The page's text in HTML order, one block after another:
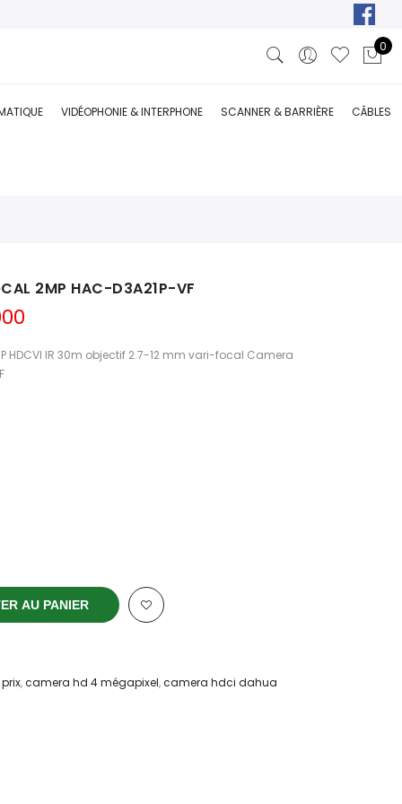
0
VIDÉOPHONIE & INTERPHONE SCANNER & BARRIÈRE CÂBLES
2MP HAC-D3A21P-VF
actuel
HDCVI IR 30m objectif 2.7-12 mm vari-focal Camera
AU PANIER
,camera hd 4 mégapixel,camera hdci dahua